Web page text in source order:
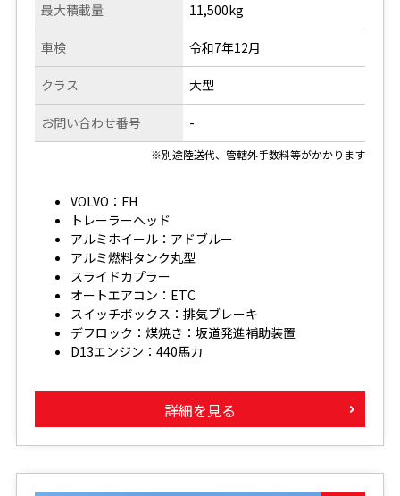
最大積載量
車検
クラス
お問い合わせ番号
11,500kg
令和7年12月
大型
-
※別途陸送代、管轄外手数料等がかかります
VOLVO：FH
トレーラーヘッド
アルミホイール：アドブルー
アルミ燃料タンク丸型
スライドカプラー
オートエアコン：ETC
スイッチボックス：排気ブレーキ
デフロック：煤焼き：坂道発進補助装置
D13エンジン：440馬力
詳細を見る